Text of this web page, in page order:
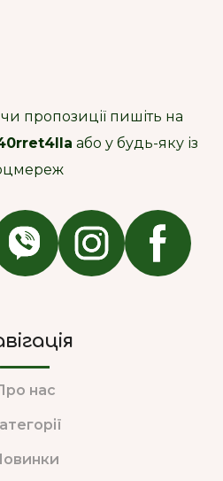
пропозиції пишіть на
або у будь-яку із
нас